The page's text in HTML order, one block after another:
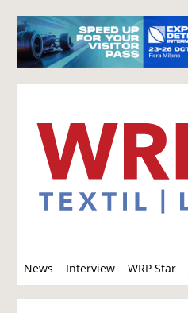
News Interview WRP Star